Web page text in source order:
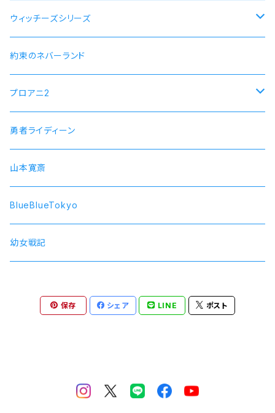
ラフタリア
フィーロ
宇崎ちゃんモデル
先輩モデル
ウィッチーズシリーズ
ストライクウィッチーズ15周年501部隊モデル
約束のネバーランド
プロアニ2
SOARA
SolidS
Growth
QUELL
勇者ライディーン
山本寛斎
BlueBlueTokyo
幼女戦記
保存 シェア LINE ポスト